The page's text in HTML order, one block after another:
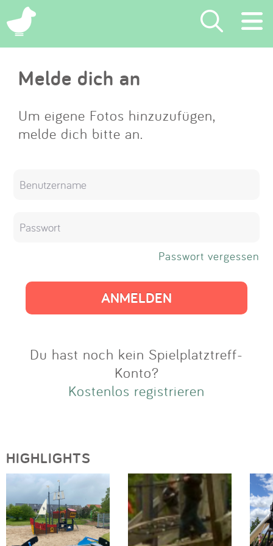
×
Suchen
Eintragen
App
Melde dich an
Um eigene Fotos hinzuzufügen,
melde dich bitte an.
Passwort vergessen
Du hast noch kein Spielplatztreff-
Konto?
Kostenlos registrieren
HIGHLIGHTS